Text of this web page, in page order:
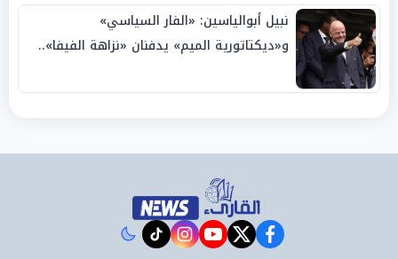
نبيل أبوالياسين: «الفار السياسي»
و«ديكتاتورية الميم» يدفنان «نزاهة الفيفا»..
facebook
twitter
youtube
instagram
tiktok